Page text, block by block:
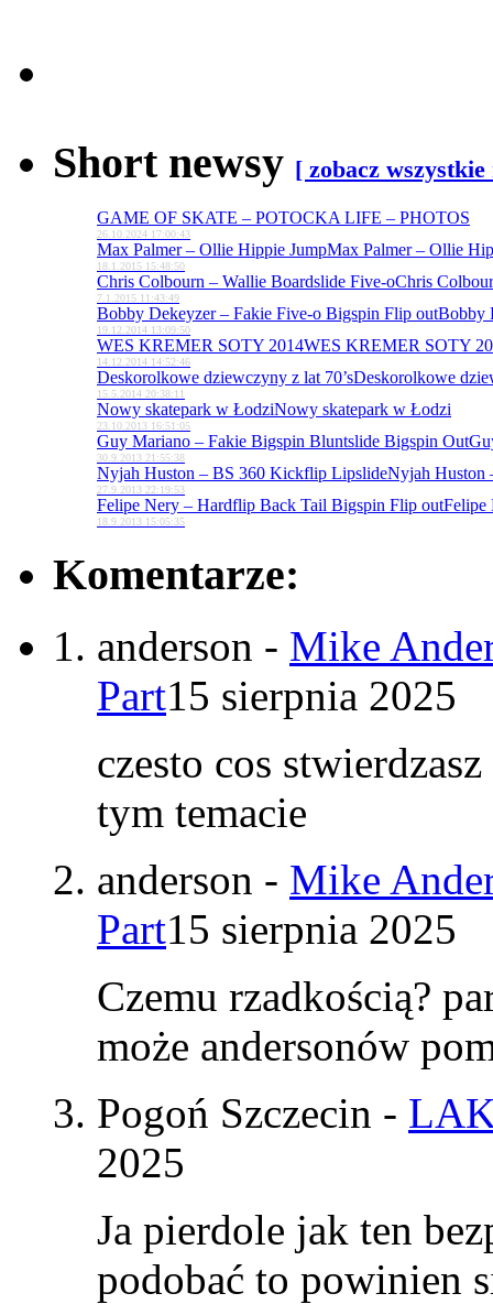
Short newsy [ zobacz wszystkie
GAME OF SKATE – POTOCKA LIFE – PHOTOS
26.10.2024 17:00:43
Max Palmer – Ollie Hippie JumpMax Palmer – Ollie
18.1.2015 15:48:50
Chris Colbourn – Wallie Boardslide Five-oChris
7.1.2015 11:43:49
Bobby Dekeyzer – Fakie Five-o Bigspin Flip outBobby
19.12.2014 13:09:50
WES KREMER SOTY 2014WES KREMER SOTY
14.12.2014 14:52:46
Deskorolkowe dziewczyny z lat 70’sDeskorolkowe
15.5.2014 20:38:11
Nowy skatepark w ŁodziNowy skatepark w Łodzi
23.10.2013 16:51:05
Guy Mariano – Fakie Bigspin Bluntslide Bigspin Out
30.9.2013 21:55:38
Nyjah Huston – BS 360 Kickflip LipslideNyjah Huston
27.9.2013 22:19:53
Felipe Nery – Hardflip Back Tail Bigspin Flip outFelipe
18.9.2013 15:05:35
Komentarze:
anderson - Mike
Part15 sierpnia 2025
czesto cos
tym temacie
anderson - Mike
Part15 sierpnia 2025
Czemu rzadkością?
może andersonów
Pogoń Szczecin -
2025
Ja pierdole jak ten
podobać to powinien